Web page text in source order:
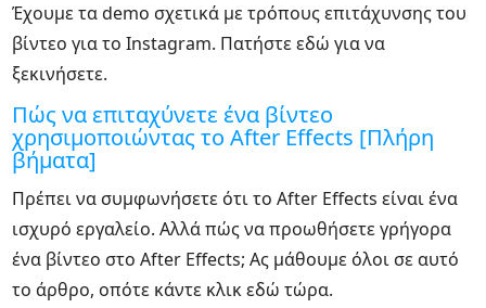
Έχουμε τα demo σχετικά με τρόπους επιτάχυνσης του
βίντεο για το Instagram. Πατήστε εδώ για να
ξεκινήσετε.
Πώς να επιταχύνετε ένα βίντεο
χρησιμοποιώντας το After Effects [Πλήρη
βήματα]
Πρέπει να συμφωνήσετε ότι το After Effects είναι ένα
ισχυρό εργαλείο. Αλλά πώς να προωθήσετε γρήγορα
ένα βίντεο στο After Effects; Ας μάθουμε όλοι σε αυτό
το άρθρο, οπότε κάντε κλικ εδώ τώρα.